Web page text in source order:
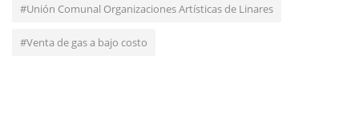
#Unión Comunal Organizaciones Artísticas de Linares
#Venta de gas a bajo costo